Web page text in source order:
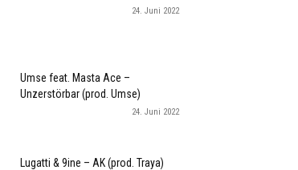
24. Juni 2022
Umse feat. Masta Ace –
Unzerstörbar (prod. Umse)
24. Juni 2022
Lugatti & 9ine – AK (prod. Traya)